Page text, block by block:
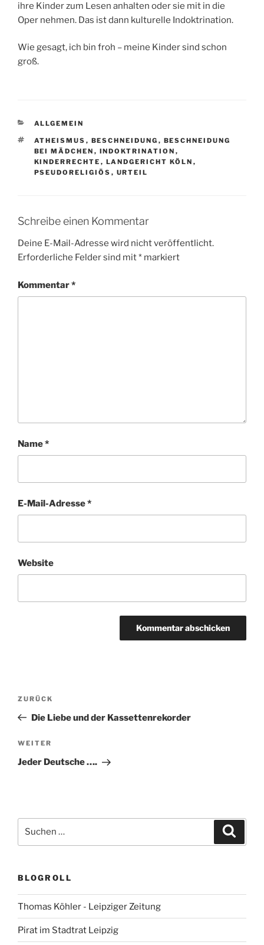
ihre Kinder zum Lesen anhalten oder sie mit in die
Oper nehmen. Das ist dann kulturelle Indoktrination.
Wie gesagt, ich bin froh – meine Kinder sind schon
groß.
KATEGORIEN
ALLGEMEIN
SCHLAGWÖRTER
ATHEISMUS , BESCHNEIDUNG , BESCHNEIDUNG
BEI MÄDCHEN , INDOKTRINATION ,
KINDERRECHTE , LANDGERICHT KÖLN ,
PSEUDORELIGIÖS , URTEIL
Schreibe einen Kommentar
Deine E-Mail-Adresse wird nicht veröffentlicht.
Erforderliche Felder sind mit* markiert
Kommentar*
Name*
E-Mail-Adresse*
Website
Beitragsnavigation
Vorheriger
Beitrag
ZURÜCK
Die Liebe und der Kassettenrekorder
Nächster
Beitrag
WEITER
Jeder Deutsche ….
nach:
BLOGROLL
Thomas Köhler - Leipziger Zeitung
Pirat im Stadtrat Leipzig